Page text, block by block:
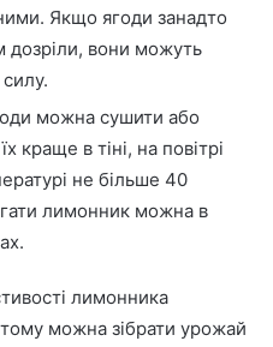
Якщо ягоди занадто
дозріли, вони можуть
можна сушити або
краще в тіні, на повітрі
не більше 40
лимонник можна в
лимонника
можна зібрати урожай